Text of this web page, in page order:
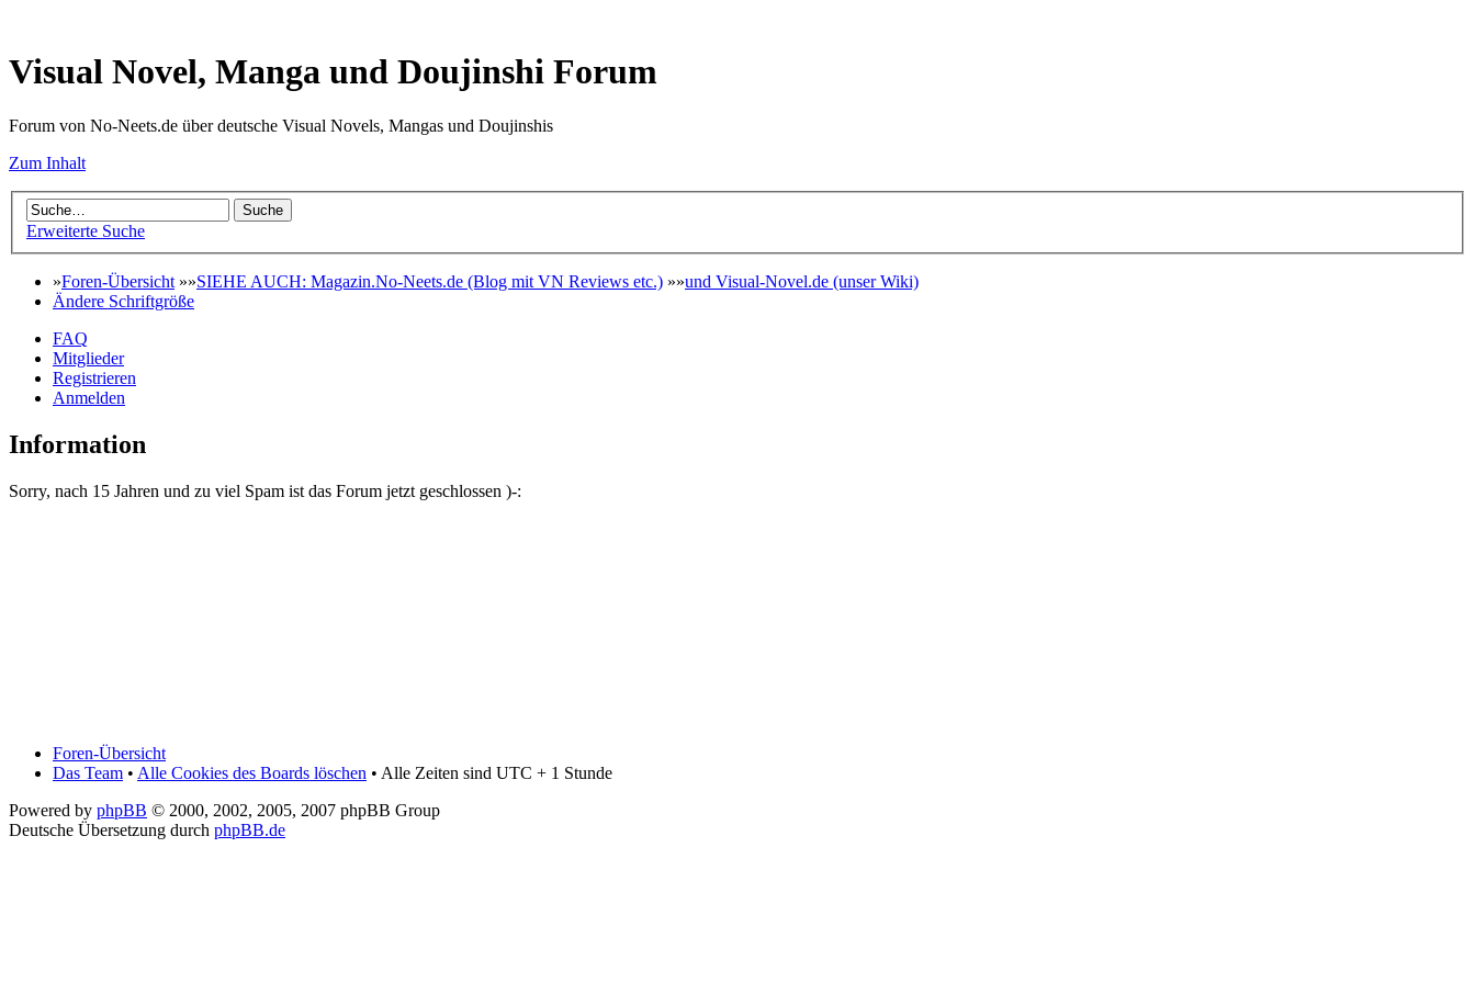
Visual Novel, Manga und Doujinshi Forum
Forum von No-Neets.de über deutsche Visual Novels, Mangas und Doujinshis
Zum Inhalt
Erweiterte Suche
»Foren-Übersicht»»SIEHE AUCH: Magazin.No-Neets.de (Blog mit VN Reviews etc.) »»und Visual-Novel.de (unser Wiki)
Ändere Schriftgröße
FAQ
Mitglieder
Registrieren
Anmelden
Information
Sorry, nach 15 Jahren und zu viel Spam ist das Forum jetzt geschlossen )-:
Foren-Übersicht
Das Team • Alle Cookies des Boards löschen • Alle Zeiten sind UTC + 1 Stunde
Powered by phpBB © 2000, 2002, 2005, 2007 phpBB Group
Deutsche Übersetzung durch phpBB.de